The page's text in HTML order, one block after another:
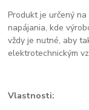
Produkt je určený
napájania, kde
vždy je nutné, aby
elektrotechnickým
Vlastnosti: